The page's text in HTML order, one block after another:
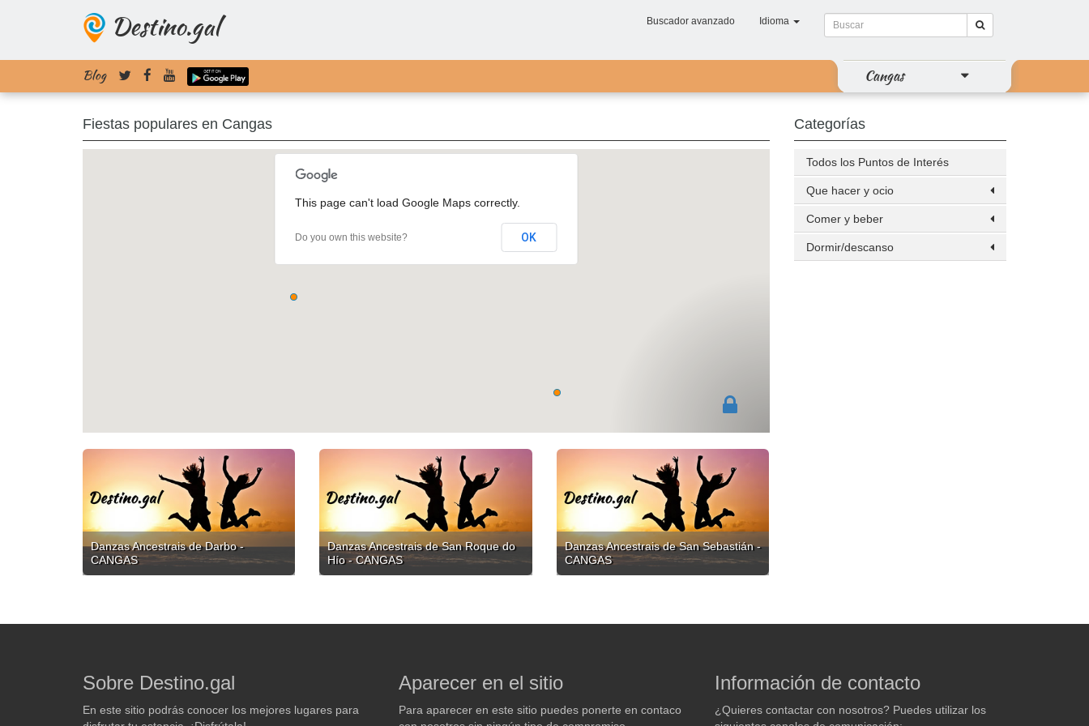
Destino.gal Buscador avanzado Idioma
Blog Cangas
Fiestas populares en Cangas
This page can't load Google Maps correctly.
Do you own this website? OK
Danzas Ancestrais de Darbo -
CANGAS
Danzas Ancestrais de San Roque do
Hío - CANGAS
Danzas Ancestrais de San Sebastián -
CANGAS
Categorías
Todos los Puntos de Interés
Que hacer y ocio
Comer y beber
Dormir/descanso
Sobre Destino.gal
En este sitio podrás conocer los mejores lugares para
Aparecer en el sitio
Para aparecer en este sitio puedes ponerte en contaco
Información de contacto
¿Quieres contactar con nosotros? Puedes utilizar los